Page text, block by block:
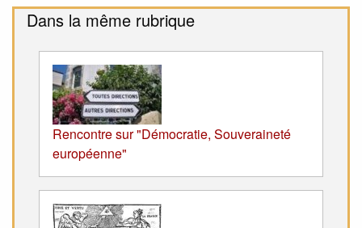
Dans la même rubrique
Rencontre sur "Démocratie, Souveraineté
européenne"